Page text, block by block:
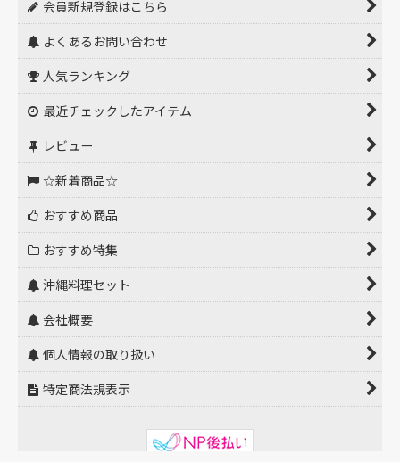
会員新規登録はこちら
よくあるお問い合わせ
人気ランキング
最近チェックしたアイテム
レビュー
☆新着商品☆
おすすめ商品
おすすめ特集
沖縄料理セット
会社概要
個人情報の取り扱い
特定商法規表示